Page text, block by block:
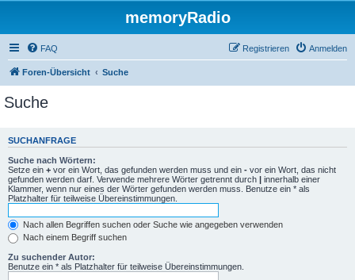
memoryRadio
FAQ Anmelden
Registrieren
Foren-Übersicht Suche
Suche
SUCHANFRAGE
Suche nach Wörtern:
Setze ein + vor ein Wort, das gefunden werden muss und ein - vor ein Wort, das nicht
gefunden werden darf. Verwende mehrere Wörter getrennt durch | innerhalb einer
Klammer, wenn nur eines der Wörter gefunden werden muss. Benutze ein * als
Platzhalter für teilweise Übereinstimmungen.
Nach allen Begriffen suchen oder Suche wie angegeben verwenden
Nach einem Begriff suchen
Zu suchender Autor:
Benutze ein * als Platzhalter für teilweise Übereinstimmungen.